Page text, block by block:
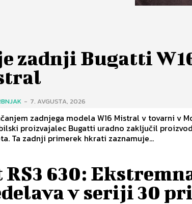
zadnji Bugatti
- 7. AVGUSTA, 2026
zadnjega modela W16 Mistral v tovarni v
proizvajalec Bugatti uradno zaključil
Ta zadnji primerek hkrati zaznamuje...
RS3 630:
v seriji 30